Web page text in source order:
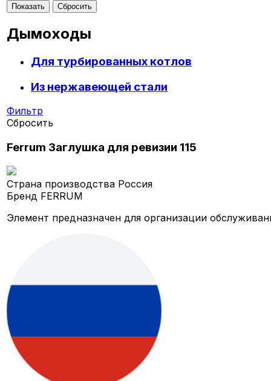
Дымоходы
Для турбированных котлов
Из нержавеющей стали
Фильтр
Сбросить
Ferrum Заглушка для ревизии 115
Страна производства Россия
Бренд FERRUM
Элемент предназначен для организации